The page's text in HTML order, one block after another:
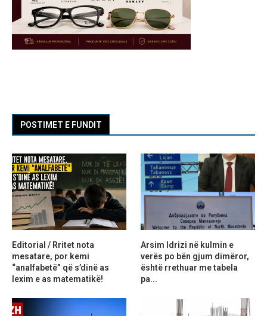
POSTIMET E FUNDIT
Editorial / Rritet nota
mesatare, por kemi
“analfabetë” që s’dinë as
lexim e as matematikë!
Arsim Idrizi në kulmin e
verës po bën gjum dimëror,
është rrethuar me tabela
pa...